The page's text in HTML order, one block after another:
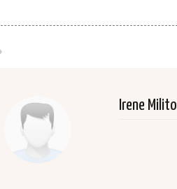
Irene Milito